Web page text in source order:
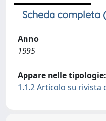
Scheda completa
Anno
1995
Appare nelle tipologie:
1.1.2 Articolo su rivista